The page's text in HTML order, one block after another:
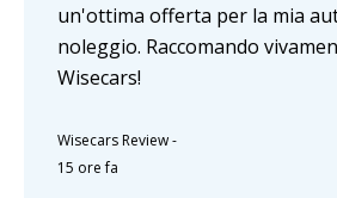
un'ottima offerta per la mia
noleggio. Raccomando
Wisecars!
Wisecars Review-
15 ore fa